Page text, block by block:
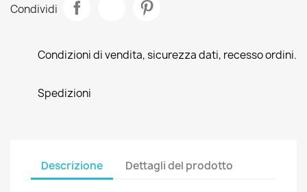
Condividi
Condizioni di vendita, sicurezza dati, recesso ordini.
Spedizioni
Descrizione Dettagli del prodotto